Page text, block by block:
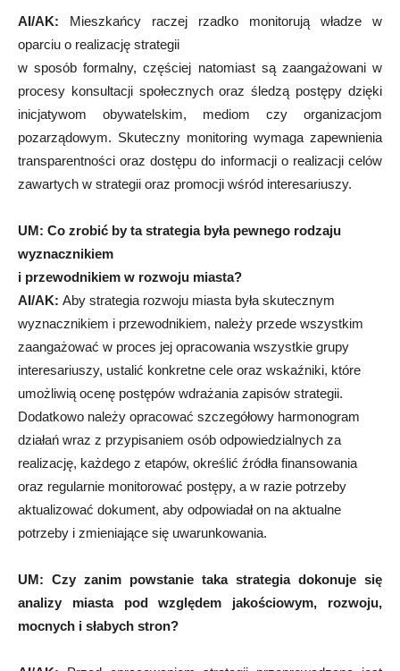
AI/AK: Mieszkańcy raczej rzadko monitorują władze w
oparciu o realizację strategii
w sposób formalny, częściej natomiast są zaangażowani w
procesy konsultacji społecznych oraz śledzą postępy dzięki
inicjatywom obywatelskim, mediom czy organizacjom
pozarządowym. Skuteczny monitoring wymaga zapewnienia
transparentności oraz dostępu do informacji o realizacji celów
zawartych w strategii oraz promocji wśród interesariuszy.
UM: Co zrobić by ta strategia była pewnego rodzaju
wyznacznikiem
i przewodnikiem w rozwoju miasta?
AI/AK: Aby strategia rozwoju miasta była skutecznym
wyznacznikiem i przewodnikiem, należy przede wszystkim
zaangażować w proces jej opracowania wszystkie grupy
interesariuszy, ustalić konkretne cele oraz wskaźniki, które
umożliwią ocenę postępów wdrażania zapisów strategii.
Dodatkowo należy opracować szczegółowy harmonogram
działań wraz z przypisaniem osób odpowiedzialnych za
realizację, każdego z etapów, określić źródła finansowania
oraz regularnie monitorować postępy, a w razie potrzeby
aktualizować dokument, aby odpowiadał on na aktualne
potrzeby i zmieniające się uwarunkowania.
UM: Czy zanim powstanie taka strategia dokonuje się
analizy miasta pod względem jakościowym, rozwoju,
mocnych i słabych stron?